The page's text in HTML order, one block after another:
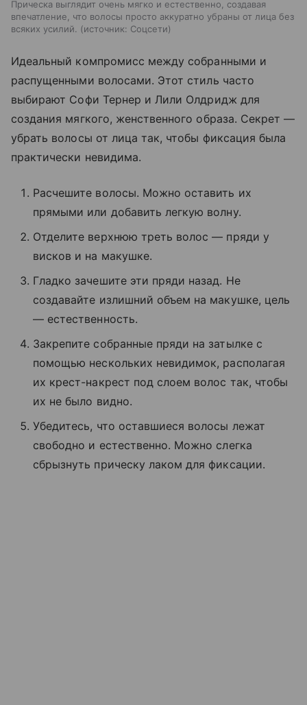
Прическа выглядит очень мягко и естественно, создавая
впечатление, что волосы просто аккуратно убраны от лица без
всяких усилий.
источник: Соцсети
Идеальный компромисс между собранными и
распущенными волосами. Этот стиль часто
выбирают Софи Тернер и Лили Олдридж для
создания мягкого, женственного образа. Секрет —
убрать волосы от лица так, чтобы фиксация была
практически невидима.
Расчешите волосы. Можно оставить их
прямыми или добавить легкую волну.
Отделите верхнюю треть волос — пряди у
висков и на макушке.
Гладко зачешите эти пряди назад. Не
создавайте излишний объем на макушке, цель
— естественность.
Закрепите собранные пряди на затылке с
помощью нескольких невидимок, располагая
их крест-накрест под слоем волос так, чтобы
их не было видно.
Убедитесь, что оставшиеся волосы лежат
свободно и естественно. Можно слегка
сбрызнуть прическу лаком для фиксации.